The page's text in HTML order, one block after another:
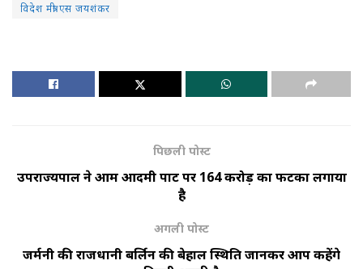
विदेश मंत्री एस जयशंकर
पिछली पोस्ट
उपराज्यपाल ने आम आदमी पार्टी पर 164 करोड़ का फटका लगाया
है
अगली पोस्ट
जर्मनी की राजधानी बर्लिन की बेहाल स्थिति जानकर आप कहेंगे